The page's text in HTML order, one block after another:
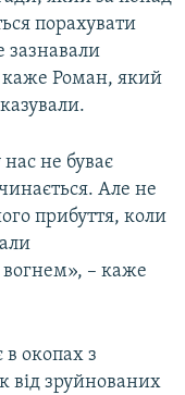
порахувати
зазнавали
каже Роман, який
не буває
Але не
прибуття, коли
– каже
в окопах з
від зруйнованих